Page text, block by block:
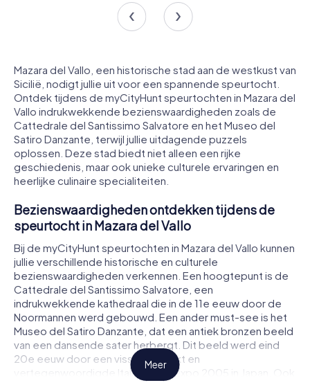
Mazara del Vallo, een historische stad aan de westkust van
Sicilië, nodigt jullie uit voor een spannende speurtocht.
Ontdek tijdens de myCityHunt speurtochten in Mazara del
Vallo indrukwekkende bezienswaardigheden zoals de
Cattedrale del Santissimo Salvatore en het Museo del
Satiro Danzante, terwijl jullie uitdagende puzzels
oplossen. Deze stad biedt niet alleen een rijke
geschiedenis, maar ook unieke culturele ervaringen en
heerlijke culinaire specialiteiten.
Bezienswaardigheden ontdekken tijdens de
speurtocht in Mazara del Vallo
Bij de myCityHunt speurtochten in Mazara del Vallo kunnen
jullie verschillende historische en culturele
bezienswaardigheden verkennen. Een hoogtepunt is de
Cattedrale del Santissimo Salvatore, een
indrukwekkende kathedraal die in de 11e eeuw door de
Noormannen werd gebouwd. Een ander must-see is het
Museo del Satiro Danzante, dat een antiek bronzen beeld
van een dansende sater herbergt. Dit beeld werd eind
20e eeuw door een visser ontdekt en
vertegenwoordigde Italië op de Expo 2005 in Japan. Ook
Meer